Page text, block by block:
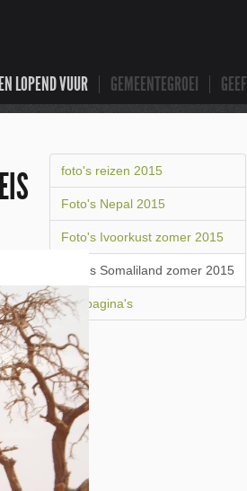
LOPEND VUUR GEMEENTEGROEI GEEF
foto's reizen 2015
Foto's Nepal 2015
Foto's Ivoorkust zomer 2015
Foto's Somaliland zomer 2015
Alle pagina's